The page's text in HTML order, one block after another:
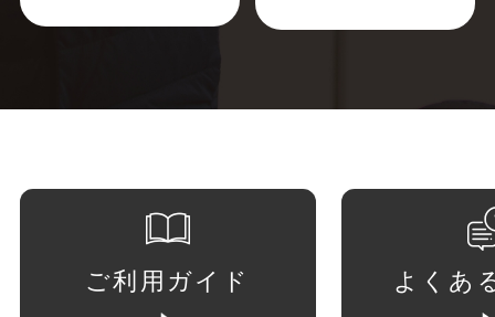
ご利用ガイド よくあ